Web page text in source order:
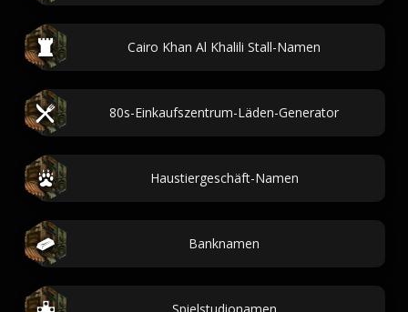
Cairo Khan Al Khalili Stall-Namen
80s-Einkaufszentrum-Läden-Generator
Haustiergeschäft-Namen
Banknamen